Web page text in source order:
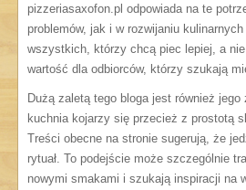
pizzeriasaxofon.pl odpowiada na te
problemów, jak i w rozwijaniu
wszystkich, którzy chcą piec lepiej, a
wartość dla odbiorców, którzy szukają
Dużą zaletą tego bloga jest również jego
kuchnia kojarzy się przecież z prostotą
Treści obecne na stronie sugerują, że
rytuał. To podejście może szczególnie
nowymi smakami i szukają inspiracji na